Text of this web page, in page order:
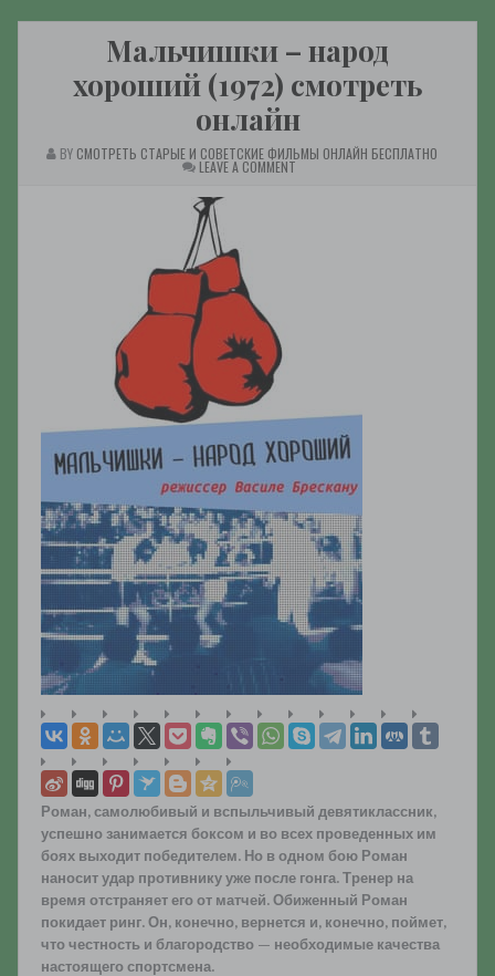
Мальчишки – народ
хороший (1972) смотреть
онлайн
BY СМОТРЕТЬ СТАРЫЕ И СОВЕТСКИЕ ФИЛЬМЫ ОНЛАЙН БЕСПЛАТНО
LEAVE A COMMENTON
Роман, самолюбивый и вспыльчивый девятиклассник,
успешно занимается боксом и во всех проведенных им
боях выходит победителем. Но в одном бою Роман
наносит удар противнику уже после гонга. Тренер на
время отстраняет его от матчей. Обиженный Роман
покидает ринг. Он, конечно, вернется и, конечно, поймет,
что честность и благородство — необходимые качества
настоящего спортсмена.